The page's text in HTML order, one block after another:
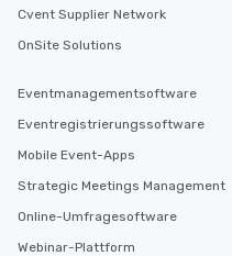
Cvent Supplier Network
OnSite Solutions
Eventmanagementsoftware
Eventregistrierungssoftware
Mobile Event-Apps
Strategic Meetings Management
Online-Umfragesoftware
Webinar-Plattform